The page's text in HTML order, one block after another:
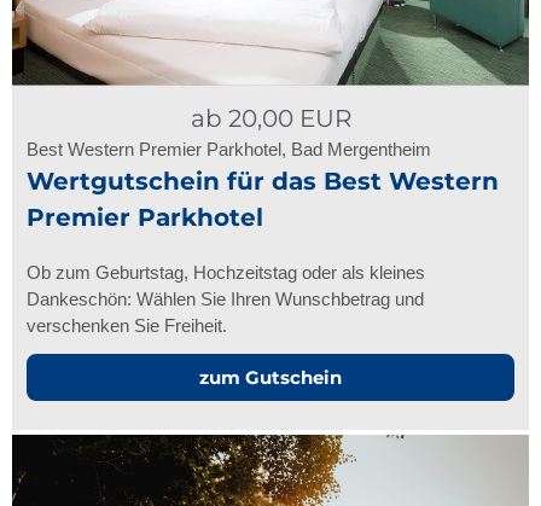
ab 20,00EUR
Best Western Premier Parkhotel, Bad Mergentheim
Wertgutschein für das Best Western
Premier Parkhotel
Ob zum Geburtstag, Hochzeitstag oder als kleines
Dankeschön: Wählen Sie Ihren Wunschbetrag und
verschenken Sie Freiheit.
zum Gutschein